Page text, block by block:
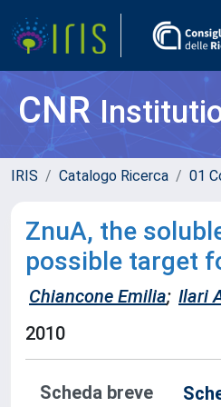
CNR
IRIS Catalogo Ricerca 01
ZnuA, the
possible target
Chiancone Emilia; Ilari
2010
Scheda breve